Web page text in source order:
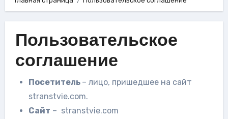
Пользовательское
соглашение
Посетитель – лицо, пришедшее на сайт
stranstvie.com.
Сайт – stranstvie.com